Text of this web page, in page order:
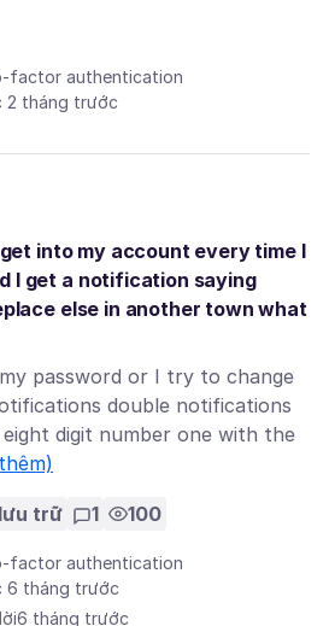
factor authentication
2 tháng trước
into my account every time I
I get a notification saying
else in another town what
password or I try to change
double notifications
digit number one with the
trữ 1 100
factor authentication
6 tháng trước
6 tháng trước